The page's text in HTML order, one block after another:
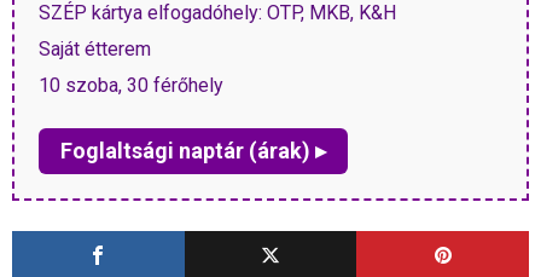
SZÉP kártya elfogadóhely: OTP, MKB, K&H
Saját étterem
10 szoba, 30 férőhely
Foglaltsági naptár (árak) ▸